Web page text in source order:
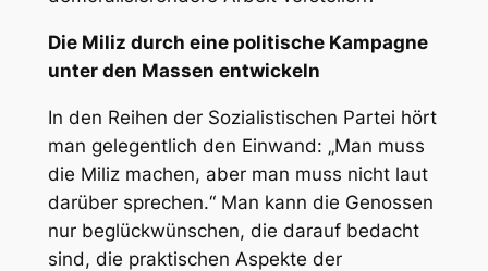
Die Miliz durch eine politische Kampagne
unter den Massen entwickeln
In den Reihen der Sozialistischen Partei hört
man gelegentlich den Einwand: „Man muss
die Miliz machen, aber man muss nicht laut
darüber sprechen.“ Man kann die Genossen
nur beglückwünschen, die darauf bedacht
sind, die praktischen Aspekte der